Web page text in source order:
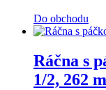
Do obchodu
Ráčna s
1/2, 262